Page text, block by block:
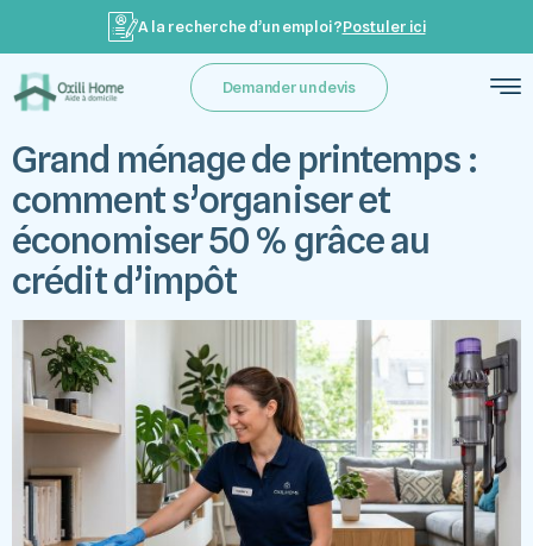
A la recherche d’un emploi ?Postuler ici
Demander un devis
Grand ménage de printemps :
comment s’organiser et
économiser 50 % grâce au
crédit d’impôt